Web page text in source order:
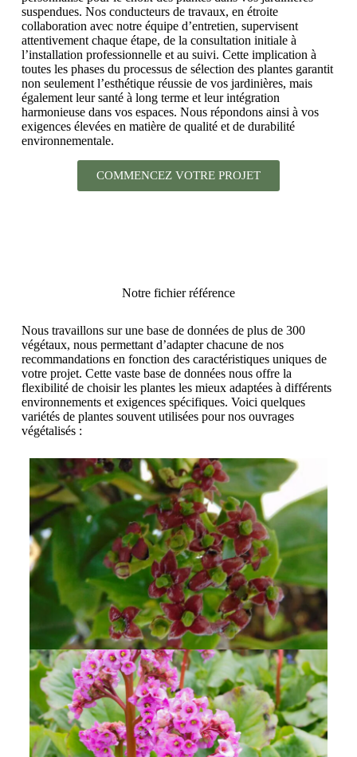
suspendues. Nos conducteurs de travaux, en étroite
collaboration avec notre équipe d’entretien, supervisent
attentivement chaque étape, de la consultation initiale à
l’installation professionnelle et au suivi. Cette implication à
toutes les phases du processus de sélection des plantes garantit
non seulement l’esthétique réussie de vos jardinières, mais
également leur santé à long terme et leur intégration
harmonieuse dans vos espaces. Nous répondons ainsi à vos
exigences élevées en matière de qualité et de durabilité
environnementale.
COMMENCEZ VOTRE PROJET
Notre fichier référence
Nous travaillons sur une base de données de plus de 300
végétaux, nous permettant d’adapter chacune de nos
recommandations en fonction des caractéristiques uniques de
votre projet. Cette vaste base de données nous offre la
flexibilité de choisir les plantes les mieux adaptées à différents
environnements et exigences spécifiques. Voici quelques
variétés de plantes souvent utilisées pour nos ouvrages
végétalisés :